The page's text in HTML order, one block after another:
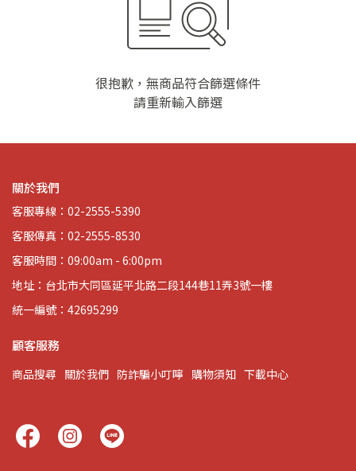
很抱歉，無商品符合篩選條件
請重新輸入篩選
關於我們
客服專線：02-2555-5390
客服傳真：02-2555-8530
客服時間：09:00am - 6:00pm
地址：台北市大同區延平北路二段144巷11弄3號一樓
統一編號：42695299
顧客服務
商品搜尋 關於我們 防詐騙小叮嚀 購物須知 下載中心